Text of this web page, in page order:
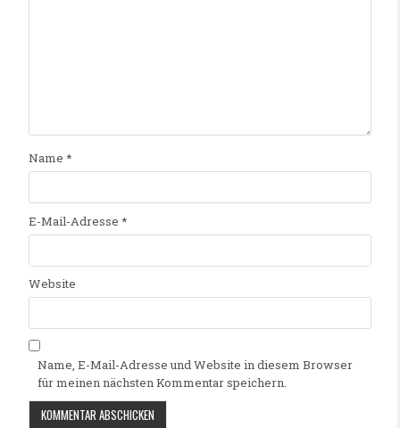
Name *
E-Mail-Adresse *
Website
Name, E-Mail-Adresse und Website in diesem Browser
für meinen nächsten Kommentar speichern.